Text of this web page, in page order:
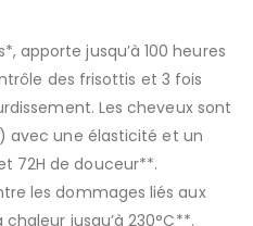
apporte jusqu’à 100 heures
des frisottis et 3 fois
Les cheveux sont
avec une élasticité et un
72H de douceur**.
les dommages liés aux
jusqu’à 230°C**.